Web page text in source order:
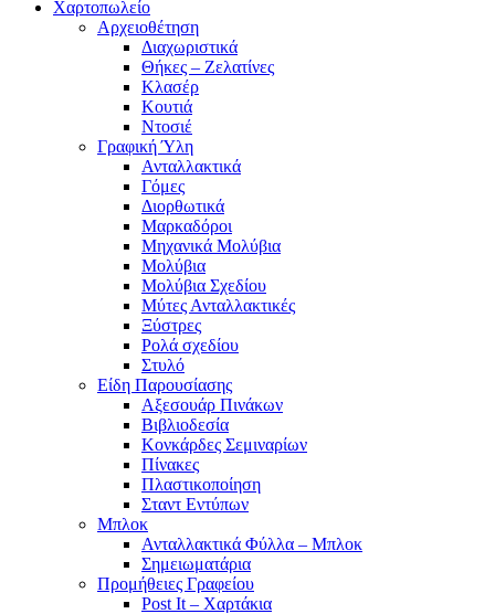
Χαρτοπωλείο
Αρχειοθέτηση
Διαχωριστικά
Θήκες – Ζελατίνες
Κλασέρ
Κουτιά
Ντοσιέ
Γραφική Ύλη
Ανταλλακτικά
Γόμες
Διορθωτικά
Μαρκαδόροι
Μηχανικά Μολύβια
Μολύβια
Μολύβια Σχεδίου
Μύτες Ανταλλακτικές
Ξύστρες
Ρολά σχεδίου
Στυλό
Είδη Παρουσίασης
Αξεσουάρ Πινάκων
Βιβλιοδεσία
Κονκάρδες Σεμιναρίων
Πίνακες
Πλαστικοποίηση
Σταντ Εντύπων
Μπλοκ
Ανταλλακτικά Φύλλα – Μπλοκ
Σημειωματάρια
Προμήθειες Γραφείου
Post It – Χαρτάκια